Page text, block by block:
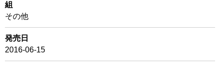
組
その他
発売日
2016-06-15